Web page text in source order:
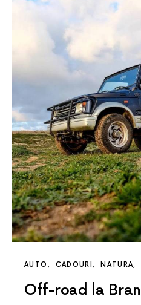
AUTO CADOURI NATURA
Off-road la Bran